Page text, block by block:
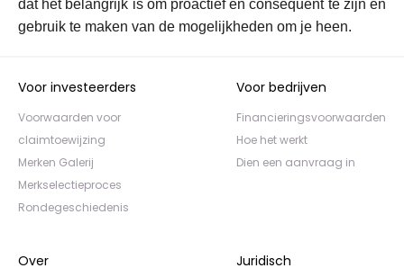
dat het belangrijk is om proactief en consequent te zijn en
gebruik te maken van de mogelijkheden om je heen.
Voor investeerders
Voorwaarden voor
claimtoewijzing
Merken Galerij
Merkselectieproces
Rondegeschiedenis
Voor bedrijven
Financieringsvoorwaarden
Hoe het werkt
Dien een aanvraag in
Over Juridisch